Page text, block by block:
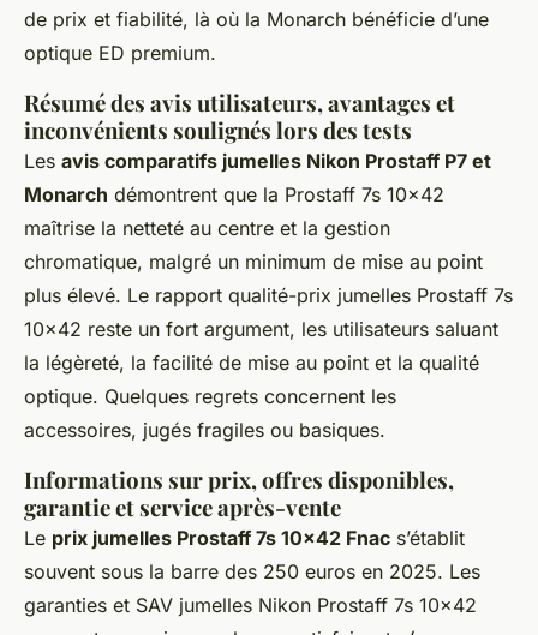
de prix et fiabilité, là où la Monarch bénéficie d’une
optique ED premium.
Résumé des avis utilisateurs, avantages et
inconvénients soulignés lors des tests
Les avis comparatifs jumelles Nikon Prostaff P7 et
Monarch démontrent que la Prostaff 7s 10x42
maîtrise la netteté au centre et la gestion
chromatique, malgré un minimum de mise au point
plus élevé. Le rapport qualité-prix jumelles Prostaff 7s
10x42 reste un fort argument, les utilisateurs saluant
la légèreté, la facilité de mise au point et la qualité
optique. Quelques regrets concernent les
accessoires, jugés fragiles ou basiques.
Informations sur prix, offres disponibles,
garantie et service après-vente
Le prix jumelles Prostaff 7s 10x42 Fnac s’établit
souvent sous la barre des 250 euros en 2025. Les
garanties et SAV jumelles Nikon Prostaff 7s 10x42